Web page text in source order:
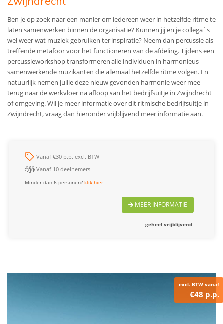
Ben je op zoek naar een manier om iedereen weer in hetzelfde ritme te
laten samenwerken binnen de organisatie? Kunnen jij en je collega´s
wel weer wat muziek gebruiken ter inspiratie? Neem dan percussie als
treffende metafoor voor het functioneren van de afdeling. Tijdens een
percussieworkshop transformeren alle individuen in harmonieus
samenwerkende muzikanten die allemaal hetzelfde ritme volgen. En
natuurlijk nemen jullie deze nieuw gevonden harmonie weer mee
terug naar de werkvloer na afloop van het bedrijfsuitje in Zwijndrecht
of omgeving. Wil je meer informatie over dit ritmische bedrijfsuitje in
Zwijndrecht, vraag dan hieronder vrijblijvend meer informatie aan.
Vanaf €30 p.p. excl. BTW
Vanaf 10 deelnemers
Minder dan 6 personen?klik hier
MEER INFORMATIE
geheel vrijblijvend
excl. BTW vanaf
€48 p.p.